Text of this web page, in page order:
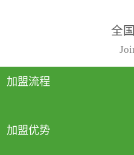
动，人类长时间停留的室
内空间都有整体消毒的需
要。因为空间内人流携带
的、空气...
全
加盟流程
加盟优势